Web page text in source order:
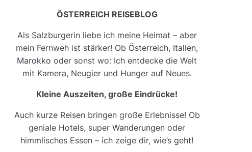
ÖSTERREICH REISEBLOG
Als Salzburgerin liebe ich meine Heimat – aber
mein Fernweh ist stärker! Ob Österreich, Italien,
Marokko oder sonst wo: Ich entdecke die Welt
mit Kamera, Neugier und Hunger auf Neues.
Kleine Auszeiten, große Eindrücke!
Auch kurze Reisen bringen große Erlebnisse! Ob
geniale Hotels, super Wanderungen oder
himmlisches Essen – ich zeige dir, wie’s geht!